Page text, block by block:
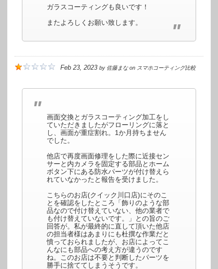
ガラスコーティングも良いです！
またよろしくお願い致します。
Feb 23, 2023 by 佐藤まなon スマホコーティング比較
画面交換とガラスコーティング加工をし
ていただきましたがフローリングに落と
し、画面が重症割れ。1か月持ちません
でした。
他店で再度画面修理をした際に近接セン
サーと内カメラを固定する部品とホーム
ボタン下にある防水パーツが付け替えら
れていなかったと報告を受けました。
こちらのお店(クイック川口店)にそのこ
とを確認をしたところ「飾りのような部
品なので付け替えていない、他の業者で
も付け替えていないです。」との旨のご
回答が。私が最終的に直して頂いた他店
の担当者様はあまりにも杜撰な作業だと
憤っておられましたが、お店によってこ
んなにも部品への考え方が違うのです
ね。このお店は不要と判断したパーツを
勝手に捨ててしまうそうです。